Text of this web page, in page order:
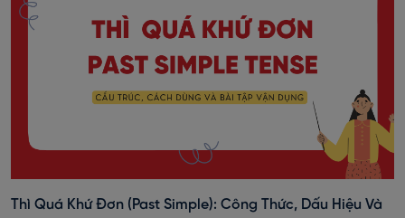
Thì Quá Khứ Đơn (past Simple): Công Thức, Dấu Hiệu Và